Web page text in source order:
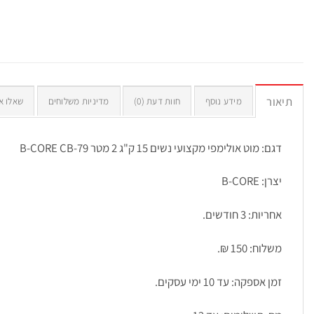
תיאור מידע נוסף חוות דעת (0) מדיניות משלוחים שאלו
דגם: מוט אולימפי מקצועי נשים 15 ק"ג 2 מטר B-CORE CB-79
יצרן: B-CORE
אחריות: 3 חודשים.
משלוח: 150 ₪.
זמן אספקה: עד 10 ימי עסקים.